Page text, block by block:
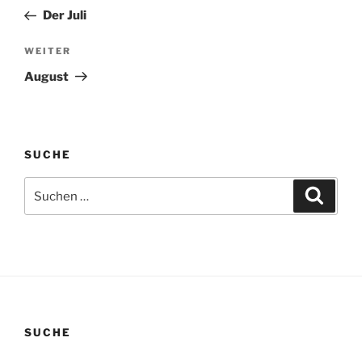
BeitragDer Juli
Nächster
Beitrag
WEITER
August
SUCHE
nach:
SUCHE